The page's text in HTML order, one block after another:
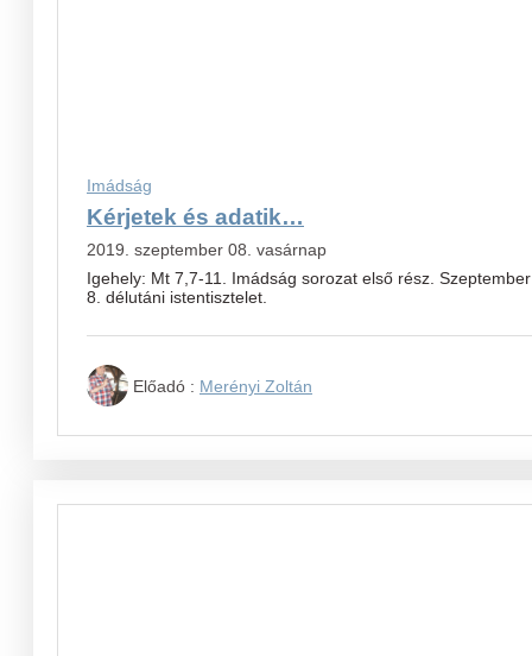
Imádság
Kérjetek és adatik…
2019. szeptember 08. vasárnap
Igehely: Mt 7,7-11. Imádság sorozat első rész. Szeptember
8. délutáni istentisztelet.
Előadó : Merényi Zoltán